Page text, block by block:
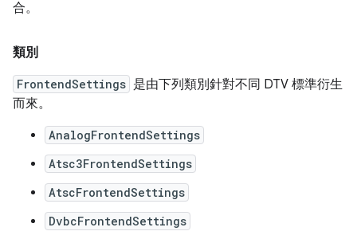
合。
類別
FrontendSettings 是由下列類別針對不同 DTV 標準衍生
而來。
AnalogFrontendSettings
Atsc3FrontendSettings
AtscFrontendSettings
DvbcFrontendSettings